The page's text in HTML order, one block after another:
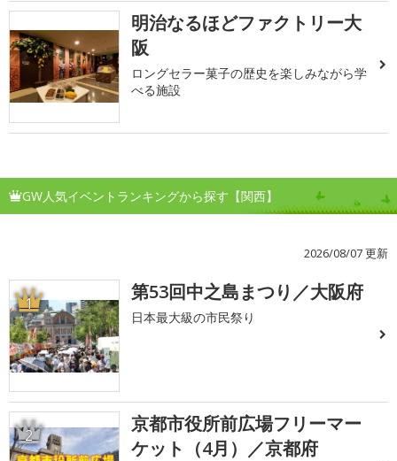
明治なるほどファクトリー大
阪
ロングセラー菓子の歴史を楽しみながら学
べる施設
GW人気イベントランキングから探す【関西】
2026/08/07 更新
1 第53回中之島まつり／大阪府
日本最大級の市民祭り
2
京都市役所前広場フリーマー
ケット（4月）／京都府